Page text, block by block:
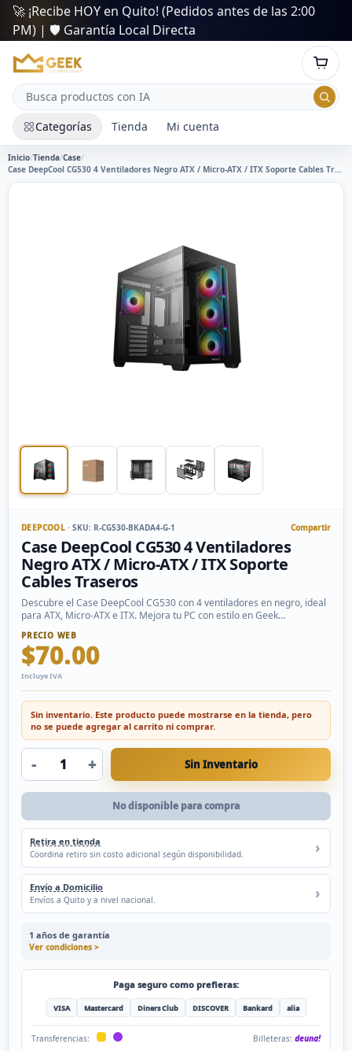
🚀 ¡Recibe HOY en Quito! (Pedidos antes de las 2:00
PM) | 🛡️ Garantía Local Directa
Categorías Tienda Mi cuenta
Inicio/Tienda/Case/
Case DeepCool CG530 4 Ventiladores Negro ATX / Micro-ATX / ITX Soporte Cables Traseros
DEEPCOOL · SKU: R-CG530-BKADA4-G-1 Compartir
Case DeepCool CG530 4 Ventiladores
Negro ATX / Micro-ATX / ITX Soporte
Cables Traseros
Descubre el Case DeepCool CG530 con 4 ventiladores en negro, ideal
para ATX, Micro-ATX e ITX. Mejora tu PC con estilo en Geek
PRECIO WEB
$70.00
Incluye IVA
Sin inventario. Este producto puede mostrarse en la tienda, pero
no se puede agregar al carrito ni comprar.
- + Sin Inventario
No disponible para compra
Retira en tienda
Coordina retiro sin costo adicional según disponibilidad.
Envío a Domicilio
Envíos a Quito y a nivel nacional.
1 años de garantía
Ver condiciones >
Paga seguro como prefieras:
VISA Mastercard Diners Club DISCOVER Bankard alia
Transferencias: Billeteras: deuna!